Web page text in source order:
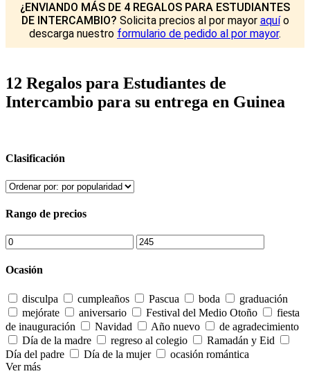
¿ENVIANDO MÁS DE 4 REGALOS PARA ESTUDIANTES
DE INTERCAMBIO? Solicita precios al por mayor aquío
descarga nuestro formulario de pedido al por mayor.
12 Regalos para Estudiantes de
Intercambio para su entrega en Guinea
Clasificación
Rango de precios
Ocasión
disculpa cumpleaños Pascua boda
graduación
mejórate
aniversario Festival del Medio Otoño
fiesta
de inauguración
Navidad Año nuevo
de agradecimiento
Día de la madre
regreso al colegio
Ramadán y Eid
Día del padre
Día de la mujer
ocasión romántica
Ver más